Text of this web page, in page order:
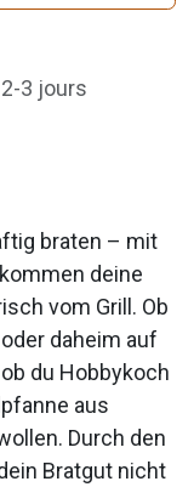
3 jours
braten – mit
deine
vom Grill. Ob
daheim auf
du Hobbykoch
aus
Durch den
Bratgut nicht